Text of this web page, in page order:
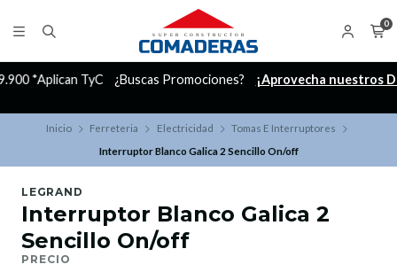
0
¿Buscas Promociones? ¡Aprovecha nuestros Descuentazos!
Inicio Ferreteria Electricidad
Tomas E Interruptores
Interruptor Blanco Galica 2 Sencillo On/off
LEGRAND
Interruptor Blanco Galica 2
Sencillo On/off
PRECIO